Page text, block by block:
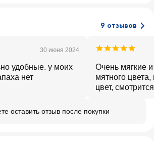
9 отзывов
30 июня 2024
удобные. у моих
нет
Очень мягкие
мятного
цвет,
оставить отзыв после покупки